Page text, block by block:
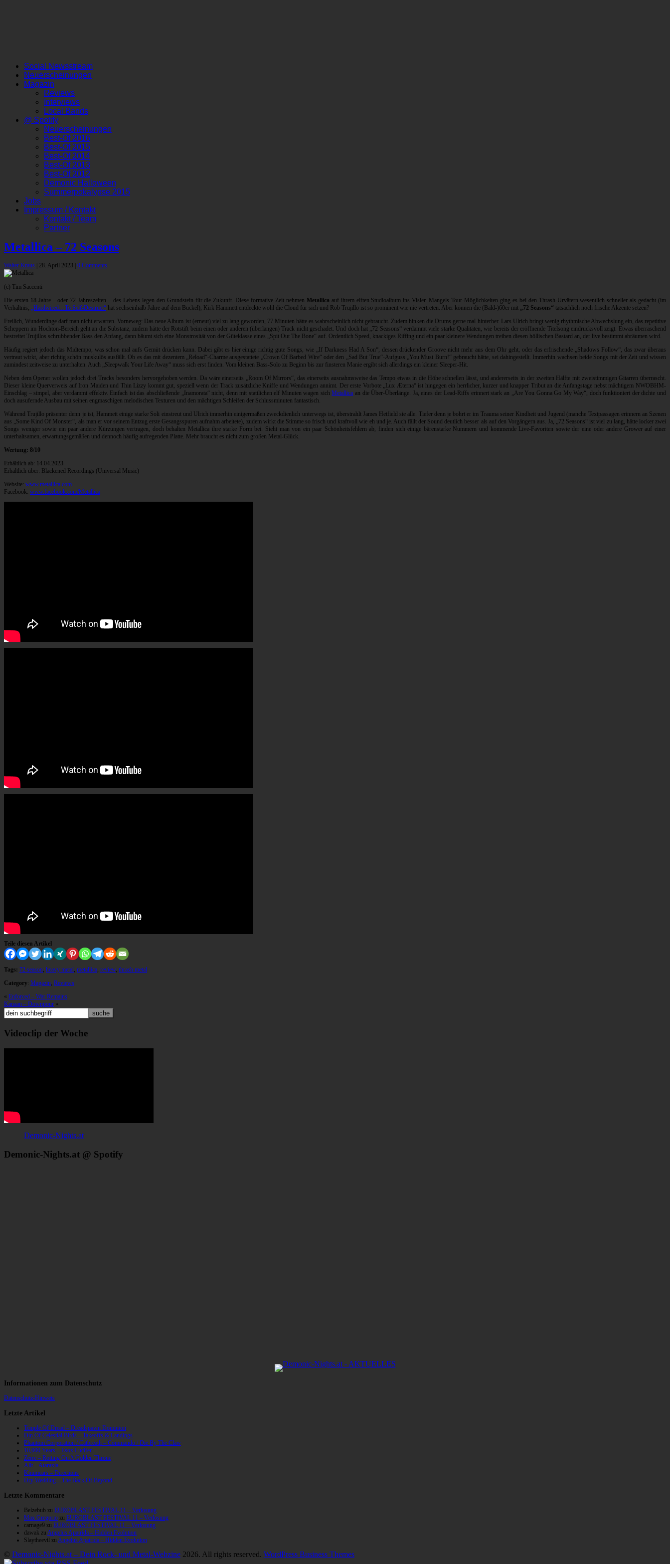
Social Newsstream
Neuerscheinungen
Magazin
Reviews
Interviews
Local Bands
@ Spotify
Neuerscheinungen
Best-Of 2016
Best-Of 2015
Best-Of 2014
Best-Of 2013
Best-Of 2012
Demonic Halloween
Summerpokalypse 2015
Jobs
Impressum / Kontakt
Kontakt / Team
Partner
Metallica – 72 Seasons
Walter Kraus 28. April 2023 0 Comments
(c) Tim Saccenti
Die ersten 18 Jahre – oder 72 Jahreszeiten – des Lebens legen den Grundstein für die Zukunft. Diese formative Zeit nehmen Metallicaauf ihrem elften Studioalbum ins Visier. Mangels Tour-Möglichkeiten ging es bei den Thrash-Urvätern wesentlich schneller als gedacht (im
Verhältnis; „Hardwired…To Self-Destruct“ hat sechseinhalb Jahre auf dem Buckel), Kirk Hammett entdeckte wohl die Cloud für sich und Rob Trujillo ist so prominent wie nie vertreten. Aber können die (Bald-)60er mit „72 Seasons“ tatsächlich noch frische Akzente setzen?
Freilich, Wunderdinge darf man nicht erwarten. Vorneweg: Das neue Album ist (erneut) viel zu lang geworden, 77 Minuten hätte es wahrscheinlich nicht gebraucht. Zudem hinken die Drums gerne mal hinterher. Lars Ulrich bringt wenig rhythmische Abwechslung ein, das repetitive
Scheppern im Hochton-Bereich geht an die Substanz, zudem hätte der Rotstift beim einen oder anderen (überlangen) Track nicht geschadet. Und doch hat „72 Seasons“ verdammt viele starke Qualitäten, wie bereits der eröffnende Titelsong eindrucksvoll zeigt. Etwas überraschend
bestreitet Trujillos schrubbender Bass den Anfang, dann bäumt sich eine Monstrosität von der Güteklasse eines „Spit Out The Bone“ auf. Ordentlich Speed, knackiges Riffing und ein paar kleinere Wendungen treiben diesen höllischen Bastard an, der live bestimmt abräumen wird.
Häufig regiert jedoch das Midtempo, was schon mal aufs Gemüt drücken kann. Dabei gibt es hier einige richtig gute Songs, wie „If Darkness Had A Son“, dessen drückender Groove nicht mehr aus dem Ohr geht, oder das erfrischende „Shadows Follow“, das zwar überaus
vertraut wirkt, aber richtig schön muskulös ausfällt. Ob es das mit dezentem „Reload“-Charme ausgestattete „Crown Of Barbed Wire“ oder den „Sad But True“-Aufguss „You Must Burn!“ gebraucht hätte, sei dahingestellt. Immerhin wachsen beide Songs mit der Zeit und wissen
zumindest zeitweise zu unterhalten. Auch „Sleepwalk Your Life Away“ muss sich erst finden. Vom kleinen Bass-Solo zu Beginn bis zur finsteren Manie ergibt sich allerdings ein kleiner Sleeper-Hit.
Neben dem Opener wollen jedoch drei Tracks besonders hervorgehoben werden. Da wäre einerseits „Room Of Mirrors“, das einerseits ausnahmsweise das Tempo etwas in die Höhe schnellen lässt, und andererseits in der zweiten Hälfte mit zweistimmigen Gitarren überrascht.
Dieser kleine Querverweis auf Iron Maiden und Thin Lizzy kommt gut, speziell wenn der Track zusätzliche Kniffe und Wendungen annimt. Der erste Vorbote „Lux Æterna“ ist hingegen ein herrlicher, kurzer und knapper Tribut an die Anfangstage nebst mächtigem NWOBHM-
Einschlag – simpel, aber verdammt effektiv. Einfach ist das abschließende „Inamorata“ nicht, denn mit stattlichen elf Minuten wagen sichMetallica an die Über-Überlänge. Ja, eines der Lead-Riffs erinnert stark an „Are You Gonna Go My Way“, doch funktioniert der dichte und
doch ausufernde Ausbau mit seinen engmaschigen melodischen Texturen und den mächtigen Schleifen der Schlussminuten fantastisch.
Während Trujillo präsenter denn je ist, Hammett einige starke Soli einstreut und Ulrich immerhin einigermaßen zweckdienlich unterwegs ist, überstrahlt James Hetfield sie alle. Tiefer denn je bohrt er im Trauma seiner Kindheit und Jugend (manche Textpassagen erinnern an Szenen
aus „Some Kind Of Monster“, als man er vor seinem Entzug erste Gesangsspuren aufnahm arbeitete), zudem wirkt die Stimme so frisch und kraftvoll wie eh und je. Auch fällt der Sound deutlich besser als auf den Vorgängern aus. Ja, „72 Seasons“ ist viel zu lang, hätte locker zwei
Songs weniger sowie ein paar andere Kürzungen vertragen, doch behalten Metallica ihre starke Form bei. Sieht man von ein paar Schönheitsfehlern ab, finden sich einige bärenstarke Nummern und kommende Live-Favoriten sowie der eine oder andere Grower auf einer
unterhaltsamen, erwartungsgemäßen und dennoch häufig aufregenden Platte. Mehr braucht es nicht zum großen Metal-Glück.
Wertung: 8/10
Erhältlich ab: 14.04.2023
Erhältlich über: Blackened Recordings (Universal Music)
Website: www.metallica.com
Facebook: www.facebook.com/Metallica
Teile diesen Artikel
Tags: 72 season, heavy metal, metallica, review, thrash metal
Category: Magazin, Reviews
« Enforced – War Remains
Kanaan – Downpour »
Videoclip der Woche
Demonic-Nights.at
Demonic-Nights.at @ Spotify
Informationen zum Datenschutz
Datenschutz-Hinweis
Letzte Artikel
Temple Of Dread – Dreadspawn Dominion
Din Of Celestial Birds – Takeoffs & Landings
Phantom Corporation / Catbreath – Commando / Die By The Claw
10,000 Years – Esox Lucifer
Zerre – Rotting On A Golden Throne
Allt – Ataraxia
Knumears – Directions
Dry Wedding – The Back Of Beyond
Letzte Kommentare
Belzebub zu EUROBLAST FESTIVAL 11 – Verlosung
Max Gregorio zu EUROBLAST FESTIVAL 11 – Verlosung
carnage9 zu EUROBLAST FESTIVAL 11 – Verlosung
dawak zu Angelus Apatrida – Hidden Evolution
Slaytheevil zu Angelus Apatrida – Hidden Evolution
© Demonic-Nights.at – Dein Rock- und Metal-Webzine 2026. All rights reserved. WordPress Business Themes